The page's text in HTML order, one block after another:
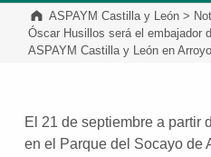
ASPAYM Castilla y León>
Óscar Husillos será el embajador
ASPAYM Castilla y León en
El 21 de septiembre a partir
en el Parque del Socayo de